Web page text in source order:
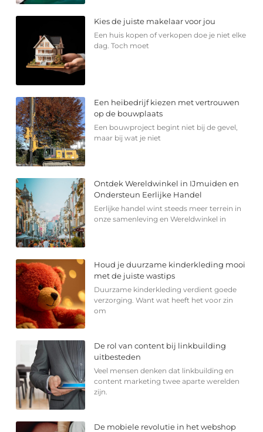
Kies de juiste makelaar voor jou
Een huis kopen of verkopen doe je niet elke
dag. Toch moet
Een heibedrijf kiezen met vertrouwen
op de bouwplaats
Een bouwproject begint niet bij de gevel,
maar bij wat je niet
Ontdek Wereldwinkel in IJmuiden en
Ondersteun Eerlijke Handel
Eerlijke handel wint steeds meer terrein in
onze samenleving en Wereldwinkel in
Houd je duurzame kinderkleding mooi
met de juiste wastips
Duurzame kinderkleding verdient goede
verzorging. Want wat heeft het voor zin
om
De rol van content bij linkbuilding
uitbesteden
Veel mensen denken dat linkbuilding en
content marketing twee aparte werelden
zijn.
De mobiele revolutie in het webshop